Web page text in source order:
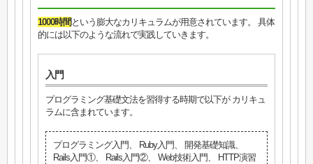
1000時間 という膨大なカリキュラムが用意されています。 具体
的には以下のような流れで実践していきます。
入門
プログラミング基礎文法を習得する時期で以下が カリキュ
ラムに含まれています。
プログラミング入門、 Ruby入門、 開発基礎知識、
Rails入門①、 Rails入門②、 Web技術入門、 HTTP演習